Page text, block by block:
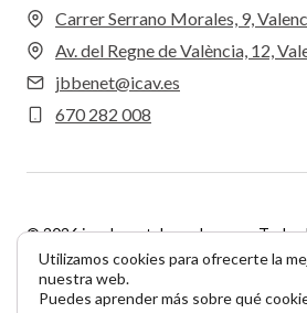
Carrer Serrano Morales, 9,
Av. del Regne de València, 12,
jbbenet@icav.es
670 282 008
© 2026 juanbenetabogados.com. Todos
reservados. Web → Rompientestudio.
Utilizamos cookies para ofrecerte la
nuestra web.
Puedes aprender más sobre qué